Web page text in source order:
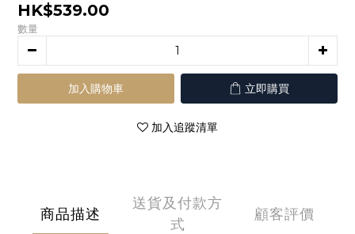
HK$539.00
數量
加入購物車 立即購買
加入追蹤清單
商品描述
送貨及付款方
式
顧客評價